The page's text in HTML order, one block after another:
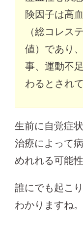
険因子は高
（総コレス
値）であり
事、運動不
わるとされ
生前に自覚症
治療によって
めれれる可能
誰にでも起こ
わかりますね。